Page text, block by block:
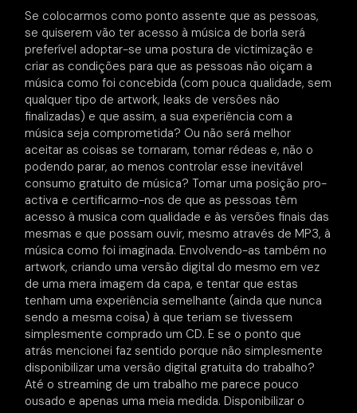
Se colocarmos como ponto assente que as pessoas,
se quiserem vão ter acesso à música de borla será
preferível adoptar-se uma postura de victimização e
criar as condições para que as pessoas não oiçam a
música como foi concebida (com pouca qualidade, sem
qualquer tipo de artwork, leaks de versões não
finalizadas) e que assim, a sua experiência com a
música seja comprometida? Ou não será melhor
aceitar as coisas se tornaram, tomar rédeas e, não o
podendo parar, ao menos controlar esse inevitável
consumo gratuito de música? Tomar uma posição pro-
activa e certificarmo-nos de que as pessoas têm
acesso à musica com qualidade e às versões finais das
mesmas e que possam ouvir, mesmo através de MP3, à
música como foi imaginada. Envolvendo-as também no
artwork, criando uma versão digital do mesmo em vez
de uma mera imagem da capa, e tentar que estas
tenham uma experiência semelhante (ainda que nunca
sendo a mesma coisa) à que teriam se tivessem
simplesmente comprado um CD. E se o ponto que
atrás mencionei faz sentido porque não simplesmente
disponibilizar uma versão digital gratuita do trabalho?
Até o streaming de um trabalho me parece pouco
ousado e apenas uma meia medida. Disponibilizar o